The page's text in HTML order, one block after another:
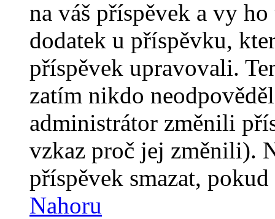
na váš příspěvek a vy
dodatek u příspěvku,
příspěvek upravovali.
zatím nikdo
administrátor změnili
vzkaz proč jej změnili).
příspěvek smazat,
Nahoru